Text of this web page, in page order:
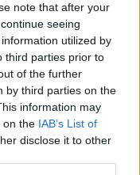
note that after your
seeing
utilized by
third parties prior to
of the further
by third parties on the
information may
on the IAB’s List of
disclose it to other
eventi
l'informazione del
sempre in prima